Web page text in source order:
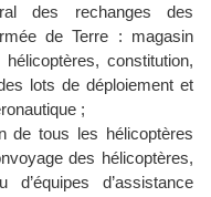
des rechanges des
de Terre : magasin
constitution,
lots de déploiement et
;
de tous les hélicoptères
des hélicoptères,
d’assistance